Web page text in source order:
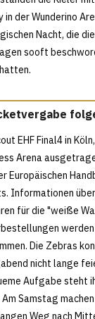
in der Wunderino
Nacht, die
sooft
EHF Final4 in
Arena
Europäischen
Informationen
für die "weiße
Die Zebras
nicht lange
Aufgabe steht
Samstag
Weg nach